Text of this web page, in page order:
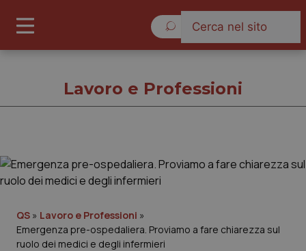
Governo e Parlamento
Lavoro e Professioni
QS » Lavoro e Professioni »
Emergenza pre-ospedaliera. Proviamo a fare chiarezza sul
ruolo dei medici e degli infermieri